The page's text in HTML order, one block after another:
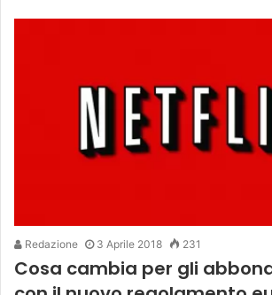
Redazione 3 Aprile 2018 231
Cosa cambia per gli